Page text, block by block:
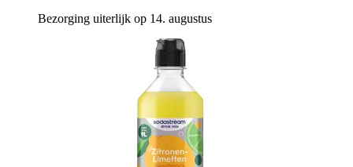
Bezorging uiterlijk op 14. augustus